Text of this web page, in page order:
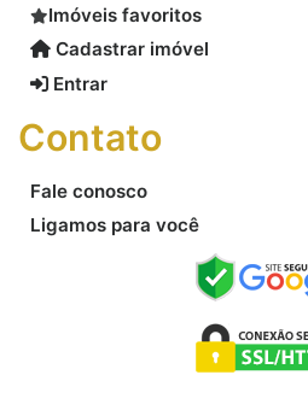
Imóveis favoritos
Cadastrar imóvel
Entrar
Contato
Fale conosco
Ligamos para você